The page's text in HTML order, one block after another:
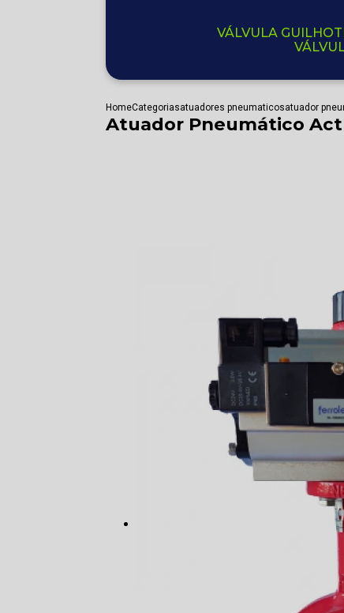
VÁLVULA
HomeCategoriasatuadores pneumaticosatuador
Atuador Pneumático